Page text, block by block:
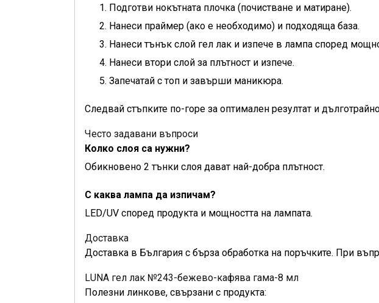
Подготви нокътната плочка (почистване и матиране).
Нанеси праймер (ако е необходимо) и подходяща база.
Нанеси тънък слой гел лак и изпече в лампа според
Нанеси втори слой за плътност и изпече.
Запечатай с топ и завърши маникюра.
Следвай стъпките по-горе за оптимален резултат и
Често задавани въпроси
Колко слоя са нужни?
Обикновено 2 тънки слоя дават най-добра плътност.
С каква лампа да изпичам?
LED/UV според продукта и мощността на лампата.
Доставка
Доставка в България с бърза обработка на поръчките. При
LUNA гел лак №243-бежево-кафява гама-8 мл
Полезни линкове, свързани с продукта: